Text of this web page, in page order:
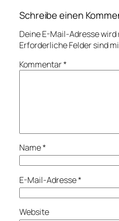
Schreibe einen
Deine E-Mail-Adresse
Erforderliche Felder sind
Kommentar*
Name*
E-Mail-Adresse*
Website